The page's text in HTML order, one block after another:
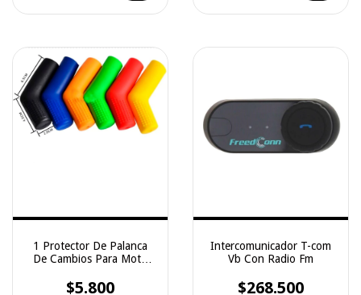
1 Protector De Palanca
De Cambios Para Moto
$5.800
Intercomunicador T-com
Vb Con Radio Fm
$268.500